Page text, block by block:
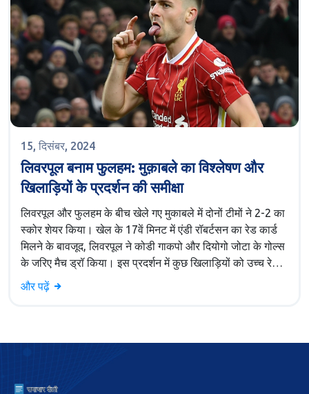
15, दिसंबर, 2024
लिवरपूल बनाम फुलहम: मुक़ाबले का विश्लेषण और
खिलाड़ियों के प्रदर्शन की समीक्षा
लिवरपूल और फुलहम के बीच खेले गए मुकाबले में दोनों टीमों ने 2-2 का
स्कोर शेयर किया। खेल के 17वें मिनट में एंडी रॉबर्टसन का रेड कार्ड
मिलने के बावजूद, लिवरपूल ने कोडी गाकपो और दियोगो जोटा के गोल्स
के जरिए मैच ड्रॉ किया। इस प्रदर्शन में कुछ खिलाड़ियों को उच्च रेटिंग
मिली जबकि कुछ संघर्ष करते दिखे।
और पढ़ें